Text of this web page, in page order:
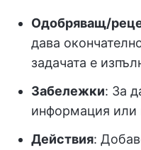
Одобряващ/
дава
задачата е
Забележки: За
информация или
Действия: